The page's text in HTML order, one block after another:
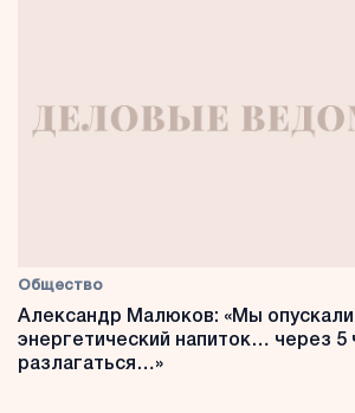
Общество
Александр Малюков: «Мы
энергетический напиток… через 5
разлагаться…»